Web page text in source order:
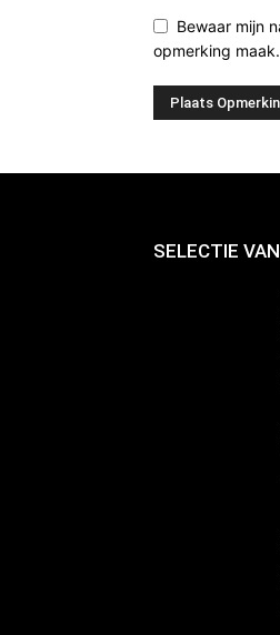
Bewaar mijn
opmerking maak.
SELECTIE